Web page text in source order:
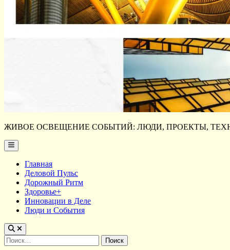
ЖИВОЕ ОСВЕЩЕНИЕ СОБЫТИЙ: ЛЮДИ, ПРОЕКТЫ,
Main
Menu
Главная
Деловой Пульс
Дорожный Ритм
Здоровье+
Инновации в Деле
Люди и События
Найти: